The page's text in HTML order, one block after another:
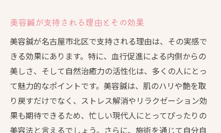
美容鍼が支持される理由とその効果
美容鍼が名古屋市北区で支持される理由は、その実感で
きる効果にあります。特に、血行促進による内側からの
美しさ、そして自然治癒力の活性化は、多くの人にとっ
て魅力的なポイントです。美容鍼は、肌のハリや艶を取
り戻すだけでなく、ストレス解消やリラクゼーション効
果も期待できるため、忙しい現代人にとってぴったりの
美容法と言えるでしょう。さらに、施術を通じて自分自